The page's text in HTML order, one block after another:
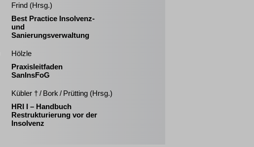
Frind (Hrsg.)
Best Practice Insolvenz-
und
Sanierungsverwaltung
Hölzle
Praxisleitfaden
SanInsFoG
Kübler † / Bork / Prütting (Hrsg.)
HRI I – Handbuch
Restrukturierung vor der
Insolvenz